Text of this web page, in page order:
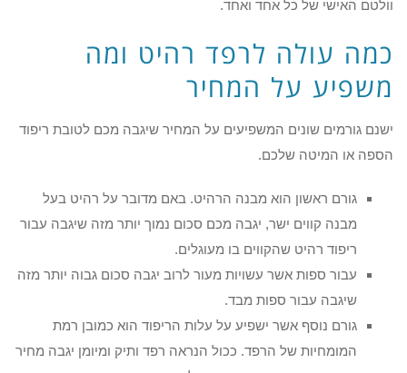
וולטם האישי של כל אחד ואחד.
כמה עולה לרפד רהיט ומה
משפיע על המחיר
ישנם גורמים שונים המשפיעים על המחיר שיגבה מכם לטובת ריפוד
הספה או המיטה שלכם.
גורם ראשון הוא מבנה הרהיט. באם מדובר על רהיט בעל
מבנה קווים ישר, יגבה מכם סכום נמוך יותר מזה שיגבה עבור
ריפוד רהיט שהקווים בו מעוגלים.
עבור ספות אשר עשויות מעור לרוב יגבה סכום גבוה יותר מזה
שיגבה עבור ספות מבד.
גורם נוסף אשר ישפיע על עלות הריפוד הוא כמובן רמת
המומחיות של הרפד. ככול הנראה רפד ותיק ומיומן יגבה מחיר